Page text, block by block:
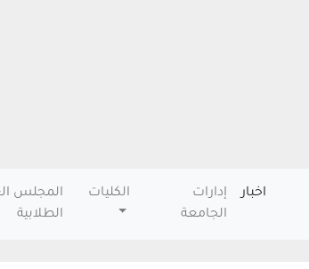
اخبار
إدارات
الجامعة
الكليات
المجلس
الطلابية